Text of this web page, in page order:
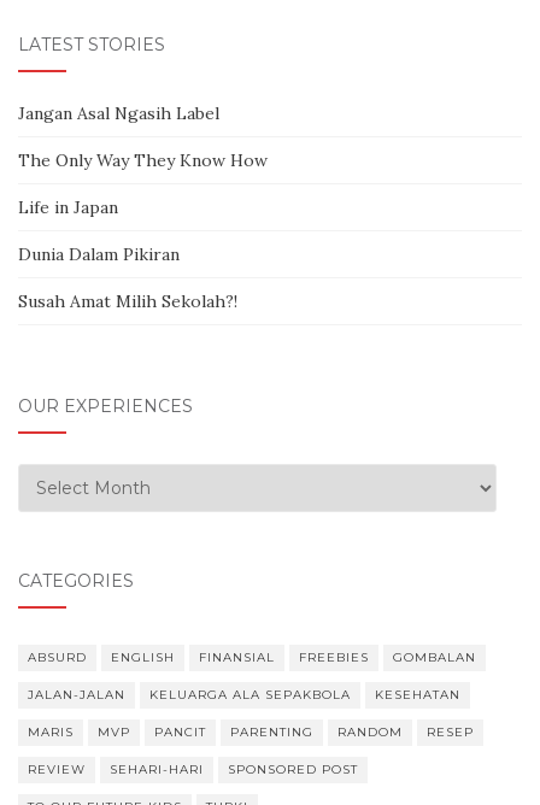
LATEST STORIES
Jangan Asal Ngasih Label
The Only Way They Know How
Life in Japan
Dunia Dalam Pikiran
Susah Amat Milih Sekolah?!
OUR EXPERIENCES
Our Experiences
CATEGORIES
ABSURD ENGLISH FINANSIAL FREEBIES GOMBALAN
JALAN-JALAN KELUARGA ALA SEPAKBOLA KESEHATAN
MARIS MVP PANCIT PARENTING RANDOM RESEP
REVIEW SEHARI-HARI SPONSORED POST